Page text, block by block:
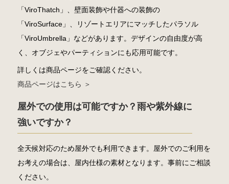
「ViroThatch」、壁面装飾や什器への装飾の
「ViroSurface」、リゾートエリアにマッチしたパラソル
「ViroUmbrella」などがあります。デザインの自由度が高
く、オブジェやパーティションにも応用可能です。
詳しくは商品ページをご確認ください。
商品ページはこちら ＞
屋外での使用は可能ですか？雨や紫外線に
強いですか？
全天候対応のため屋外でも利用できます。屋外でのご利用を
お考えの場合は、屋内仕様の素材となります。事前にご相談
ください。